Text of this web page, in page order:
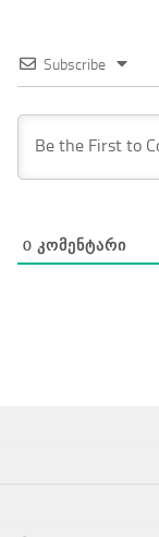
Subscribe
0 ᲙᲝᲛᲔᲜᲢᲐᲠᲘ